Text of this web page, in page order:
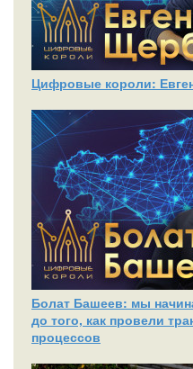
Цифровые короли:
Болат Башеев: мы
до того, как провели
процессов